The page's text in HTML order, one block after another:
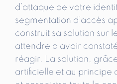
d’attaque de votre
segmentation d’accès
construit sa solution sur
attendre d’avoir
réagir. La solution,
artificielle et au principe